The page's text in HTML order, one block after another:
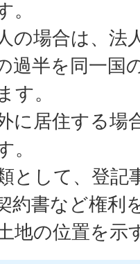
。
の場合は、法
過半を同一国
す。
に居住する場
。
として、登記
約書など権利
地の位置を示